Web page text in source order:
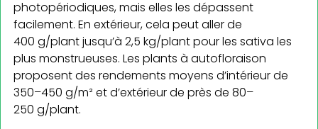
photopériodiques, mais elles les dépassent
facilement. En extérieur, cela peut aller de
400 g/plant jusqu’à 2,5 kg/plant pour les sativa les
plus monstrueuses. Les plants à autofloraison
proposent des rendements moyens d’intérieur de
350–450 g/m² et d’extérieur de près de 80–
250 g/plant.